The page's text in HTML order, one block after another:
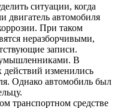
ситуации, когда
двигатель автомобиля
При таком
неразборчивыми,
записи.
В
действий изменились
Однако автомобиль был
транспортном средстве